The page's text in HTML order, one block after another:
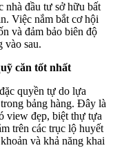
nhà đầu tư sở hữu bất
Việc nắm bắt cơ hội
và đảm bảo biên độ
vào sau.
căn tốt nhất
quyền tự do lựa
bảng hàng. Đây là
view đẹp, biệt thự tựa
trên các trục lộ huyết
và khả năng khai